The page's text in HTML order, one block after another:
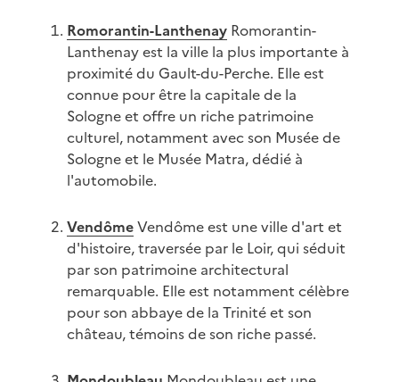
Romorantin-LanthenayRomorantin-
Lanthenay est la ville la plus importante à
proximité du Gault-du-Perche. Elle est
connue pour être la capitale de la
Sologne et offre un riche patrimoine
culturel, notamment avec son Musée de
Sologne et le Musée Matra, dédié à
l'automobile.
VendômeVendôme est une ville d'art et
d'histoire, traversée par le Loir, qui séduit
par son patrimoine architectural
remarquable. Elle est notamment célèbre
pour son abbaye de la Trinité et son
château, témoins de son riche passé.